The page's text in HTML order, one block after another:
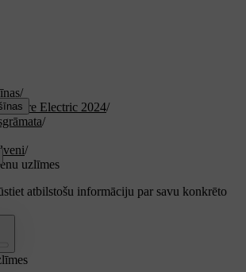
/
Pure Electric 2024/
/
/
uzlīmes
atbilstošu informāciju par savu konkrēto